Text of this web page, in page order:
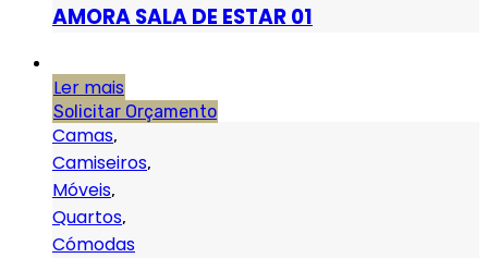
AMORA SALA DE ESTAR 01
Ler mais
Solicitar Orçamento
Camas,
Camiseiros,
Móveis,
Quartos,
Cómodas